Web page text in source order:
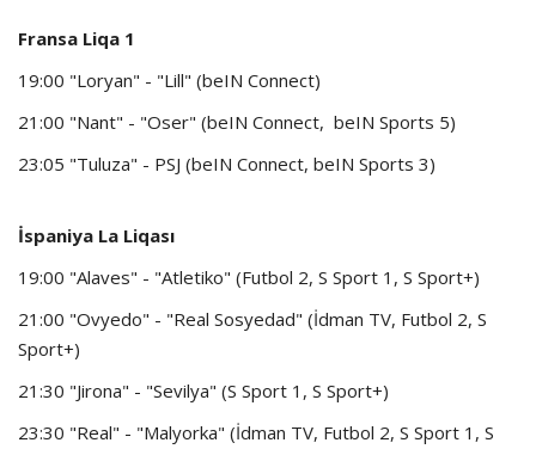
Fransa Liqa 1
19:00 "Loryan" - "Lill" (beIN Connect)
21:00 "Nant" - "Oser" (beIN Connect, beIN Sports 5)
23:05 "Tuluza" - PSJ (beIN Connect, beIN Sports 3)
İspaniya La Liqası
19:00 "Alaves" - "Atletiko" (Futbol 2, S Sport 1, S Sport+)
21:00 "Ovyedo" - "Real Sosyedad" (İdman TV, Futbol 2, S
Sport+)
21:30 "Jirona" - "Sevilya" (S Sport 1, S Sport+)
23:30 "Real" - "Malyorka" (İdman TV, Futbol 2, S Sport 1, S